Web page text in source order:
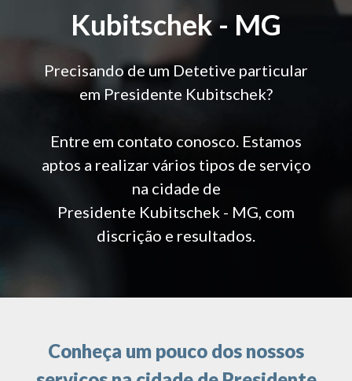
Kubitschek - MG
Precisando de um Detetive particular
em Presidente Kubitschek?
Entre em contato conosco. Estamos
aptos a realizar vários tipos de serviço
na cidade de
Presidente Kubitschek - MG, com
discrição e resultados.
Conheça um pouco dos nossos